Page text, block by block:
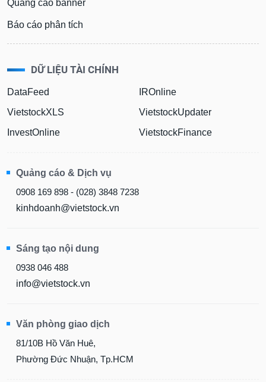
Quảng cáo banner
Báo cáo phân tích
DỮ LIỆU TÀI CHÍNH
DataFeed
VietstockXLS
InvestOnline
IROnline
VietstockUpdater
VietstockFinance
Quảng cáo & Dịch vụ
0908 169 898 - (028) 3848 7238
kinhdoanh@vietstock.vn
Sáng tạo nội dung
0938 046 488
info@vietstock.vn
Văn phòng giao dịch
81/10B Hồ Văn Huê,
Phường Đức Nhuận, Tp.HCM